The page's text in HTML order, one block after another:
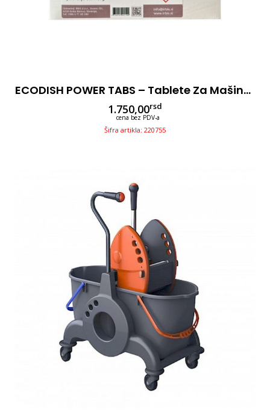
ECODISH POWER TABS – Tablete Za Mašinu, 60/1kom
1.750,00rsd
cena bez PDV-a
Šifra artikla: 220755